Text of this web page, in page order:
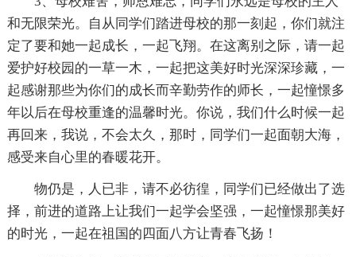
和无限荣光。自从同学们踏进母校的那一刻起，你们就注
定了要和她一起成长，一起飞翔。在这离别之际，请一起
爱护好校园的一草一木，一起把这美好时光深深珍藏，一
起感谢那些为你们的成长而辛勤劳作的师长，一起憧憬多
年以后在母校重逢的温馨时光。你说，我们什么时候一起
再回来，我说，不会太久，那时，同学们一起面朝大海，
感受来自心里的春暖花开。
物仍是，人已非，请不必彷徨，同学们已经做出了选
择，前进的道路上让我们一起学会坚强，一起憧憬那美好
的时光，一起在祖国的四面八方让青春飞扬！